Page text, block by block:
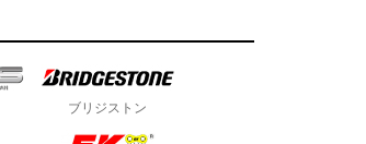
ブリジストン